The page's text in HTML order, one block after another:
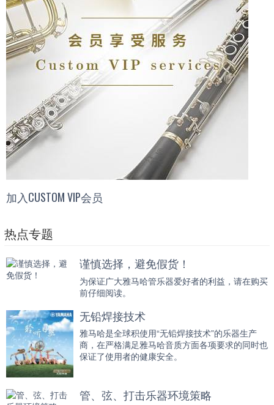
加入CUSTOM VIP会员
热点专题
谨慎选择，避免假货！
为保证广大雅马哈管乐器爱好者的利益，请在购买
前仔细阅读。
无铅焊接技术
雅马哈是全球积使用“无铅焊接技术”的乐器生产
商，在严格满足雅马哈音质方面各项要求的同时也
保证了使用者的健康安全。
管、弦、打击乐器环境策略